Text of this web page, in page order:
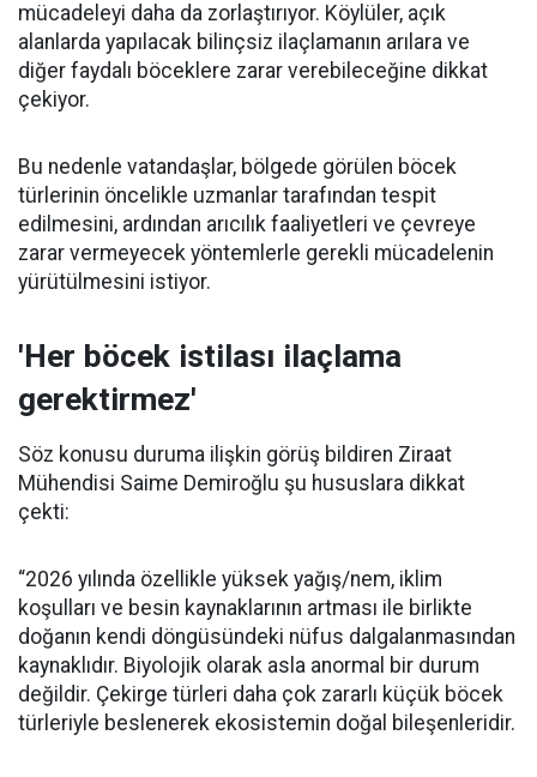
mücadeleyi daha da zorlaştırıyor. Köylüler, açık
alanlarda yapılacak bilinçsiz ilaçlamanın arılara ve
diğer faydalı böceklere zarar verebileceğine dikkat
çekiyor.
Bu nedenle vatandaşlar, bölgede görülen böcek
türlerinin öncelikle uzmanlar tarafından tespit
edilmesini, ardından arıcılık faaliyetleri ve çevreye
zarar vermeyecek yöntemlerle gerekli mücadelenin
yürütülmesini istiyor.
'Her böcek istilası ilaçlama
gerektirmez'
Söz konusu duruma ilişkin görüş bildiren Ziraat
Mühendisi Saime Demiroğlu şu hususlara dikkat
çekti:
“2026 yılında özellikle yüksek yağış/nem, iklim
koşulları ve besin kaynaklarının artması ile birlikte
doğanın kendi döngüsündeki nüfus dalgalanmasından
kaynaklıdır. Biyolojik olarak asla anormal bir durum
değildir. Çekirge türleri daha çok zararlı küçük böcek
türleriyle beslenerek ekosistemin doğal bileşenleridir.